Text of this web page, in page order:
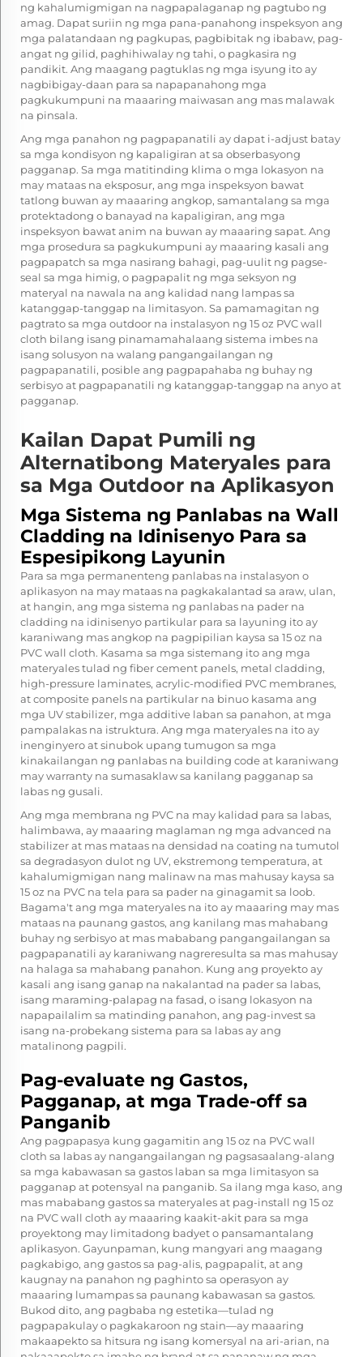
ng kahalumigmigan na nagpapalaganap ng pagtubo ng
amag. Dapat suriin ng mga pana-panahong inspeksyon ang
mga palatandaan ng pagkupas, pagbibitak ng ibabaw, pag-
angat ng gilid, paghihiwalay ng tahi, o pagkasira ng
pandikit. Ang maagang pagtuklas ng mga isyung ito ay
nagbibigay-daan para sa napapanahong mga
pagkukumpuni na maaaring maiwasan ang mas malawak
na pinsala.
Ang mga panahon ng pagpapanatili ay dapat i-adjust batay
sa mga kondisyon ng kapaligiran at sa obserbasyong
pagganap. Sa mga matitinding klima o mga lokasyon na
may mataas na eksposur, ang mga inspeksyon bawat
tatlong buwan ay maaaring angkop, samantalang sa mga
protektadong o banayad na kapaligiran, ang mga
inspeksyon bawat anim na buwan ay maaaring sapat. Ang
mga prosedura sa pagkukumpuni ay maaaring kasali ang
pagpapatch sa mga nasirang bahagi, pag-uulit ng pagse-
seal sa mga himig, o pagpapalit ng mga seksyon ng
materyal na nawala na ang kalidad nang lampas sa
katanggap-tanggap na limitasyon. Sa pamamagitan ng
pagtrato sa mga outdoor na instalasyon ng 15 oz PVC wall
cloth bilang isang pinamamahalaang sistema imbes na
isang solusyon na walang pangangailangan ng
pagpapanatili, posible ang pagpapahaba ng buhay ng
serbisyo at pagpapanatili ng katanggap-tanggap na anyo at
pagganap.
Kailan Dapat Pumili ng
Alternatibong Materyales para
sa Mga Outdoor na Aplikasyon
Mga Sistema ng Panlabas na Wall
Cladding na Idinisenyo Para sa
Espesipikong Layunin
Para sa mga permanenteng panlabas na instalasyon o
aplikasyon na may mataas na pagkakalantad sa araw, ulan,
at hangin, ang mga sistema ng panlabas na pader na
cladding na idinisenyo partikular para sa layuning ito ay
karaniwang mas angkop na pagpipilian kaysa sa 15 oz na
PVC wall cloth. Kasama sa mga sistemang ito ang mga
materyales tulad ng fiber cement panels, metal cladding,
high-pressure laminates, acrylic-modified PVC membranes,
at composite panels na partikular na binuo kasama ang
mga UV stabilizer, mga additive laban sa panahon, at mga
pampalakas na istruktura. Ang mga materyales na ito ay
inenginyero at sinubok upang tumugon sa mga
kinakailangan ng panlabas na building code at karaniwang
may warranty na sumasaklaw sa kanilang pagganap sa
labas ng gusali.
Ang mga membrana ng PVC na may kalidad para sa labas,
halimbawa, ay maaaring maglaman ng mga advanced na
stabilizer at mas mataas na densidad na coating na tumutol
sa degradasyon dulot ng UV, ekstremong temperatura, at
kahalumigmigan nang malinaw na mas mahusay kaysa sa
15 oz na PVC na tela para sa pader na ginagamit sa loob.
Bagama't ang mga materyales na ito ay maaaring may mas
mataas na paunang gastos, ang kanilang mas mahabang
buhay ng serbisyo at mas mababang pangangailangan sa
pagpapanatili ay karaniwang nagreresulta sa mas mahusay
na halaga sa mahabang panahon. Kung ang proyekto ay
kasali ang isang ganap na nakalantad na pader sa labas,
isang maraming-palapag na fasad, o isang lokasyon na
napapailalim sa matinding panahon, ang pag-invest sa
isang na-probekang sistema para sa labas ay ang
matalinong pagpili.
Pag-evaluate ng Gastos,
Pagganap, at mga Trade-off sa
Panganib
Ang pagpapasya kung gagamitin ang 15 oz na PVC wall
cloth sa labas ay nangangailangan ng pagsasaalang-alang
sa mga kabawasan sa gastos laban sa mga limitasyon sa
pagganap at potensyal na panganib. Sa ilang mga kaso, ang
mas mababang gastos sa materyales at pag-install ng 15 oz
na PVC wall cloth ay maaaring kaakit-akit para sa mga
proyektong may limitadong badyet o pansamantalang
aplikasyon. Gayunpaman, kung mangyari ang maagang
pagkabigo, ang gastos sa pag-alis, pagpapalit, at ang
kaugnay na panahon ng paghinto sa operasyon ay
maaaring lumampas sa paunang kabawasan sa gastos.
Bukod dito, ang pagbaba ng estetika—tulad ng
pagpapakulay o pagkakaroon ng stain—ay maaaring
makaapekto sa hitsura ng isang komersyal na ari-arian, na